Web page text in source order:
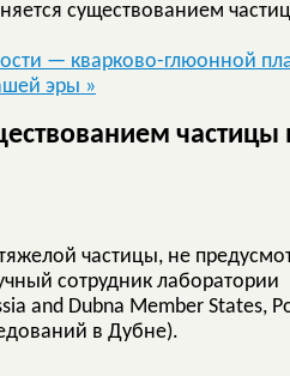
существованием
— кварково-глюонной
эры »
частицы
частицы, не
сотрудник лаборатории
and Dubna Member States,
в Дубне).